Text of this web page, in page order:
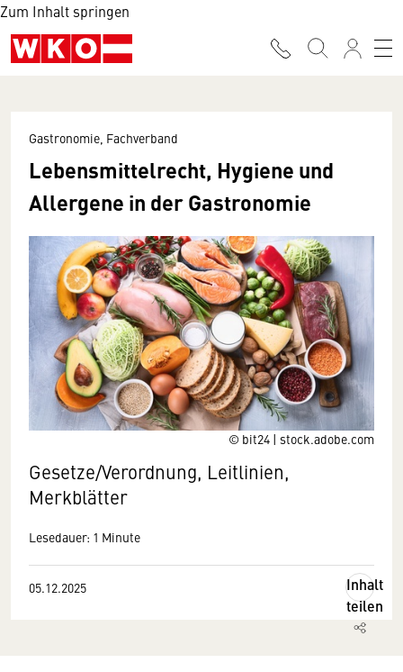
Zum Inhalt springen
© bit24 | stock.adobe.com
Gastronomie, Fachverband
Lebensmittelrecht, Hygiene und
Allergene in der Gastronomie
Gesetze/Verordnung, Leitlinien,
Merkblätter
Lesedauer: 1 Minute
05.12.2025
Inhalt
teilen